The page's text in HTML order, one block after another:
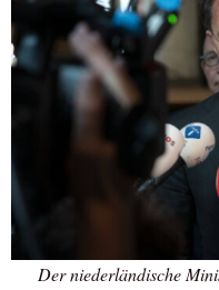
Der niederländische